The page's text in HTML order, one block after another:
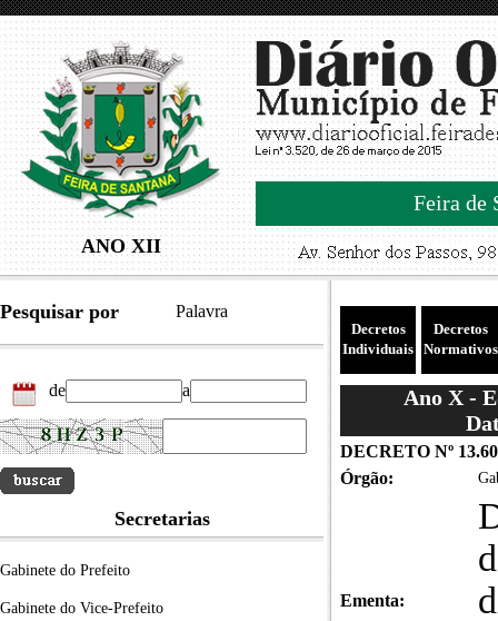
ANO XII
Feira de
Pesquisar por Palavra
de a
Secretarias
Gabinete do Prefeito
Gabinete do Vice-Prefeito
Decretos
Individuais
Decretos
Normativos
Ano X -
DECRETO Nº
Órgão:
Ementa: